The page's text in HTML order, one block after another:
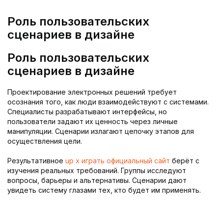
Роль пользовательских
сценариев в дизайне
Роль пользовательских
сценариев в дизайне
Проектирование электронных решений требует
осознания того, как люди взаимодействуют с системами.
Специалисты разрабатывают интерфейсы, но
пользователи задают их ценность через личные
манипуляции. Сценарии излагают цепочку этапов для
осуществления цели.
Результативное up x играть официальный сайт берёт с
изучения реальных требований. Группы исследуют
вопросы, барьеры и альтернативы. Сценарии дают
увидеть систему глазами тех, кто будет им применять.